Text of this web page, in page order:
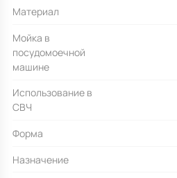
Материал
Мойка в
посудомоечной
машине
Использование в
СВЧ
Форма
Назначение